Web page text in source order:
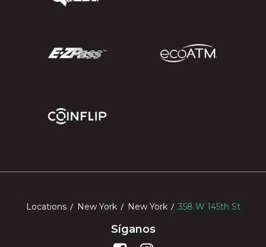
Locations New York New York 358 W 145th St
Síganos